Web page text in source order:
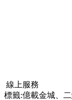
線上服務
標籤:億載金城、